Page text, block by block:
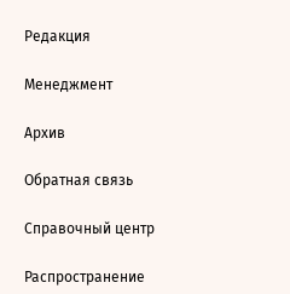
Редакция
Менеджмент
Архив
Обратная связь
Справочный центр
Распространение